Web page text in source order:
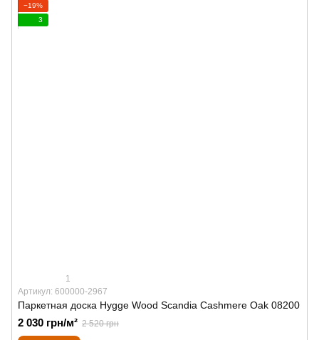
−19%
3
1
Артикул: 600000-2967
Паркетная доска Hygge Wood Scandia Cashmere Oak 08200
2 030 грн/м² 2 520 грн